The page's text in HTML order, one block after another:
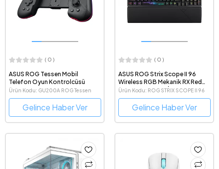
( 0 )
ASUS ROG Tessen Mobil
Telefon Oyun Kontrolcüsü
Ürün Kodu: GU200A ROG Tessen
Gelince Haber Ver
( 0 )
ASUS ROG Strix Scope II 96
Wireless RGB Mekanik RX Red
Switch Kablosuz İngilizce Q
Oyuncu Klavyesi
Ürün Kodu: ROG STRIX SCOPE II 96
WL/RX RED/PBT/UK
Gelince Haber Ver